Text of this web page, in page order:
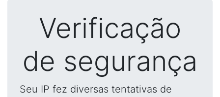
Verificação
de segurança
Seu IP fez diversas tentativas de